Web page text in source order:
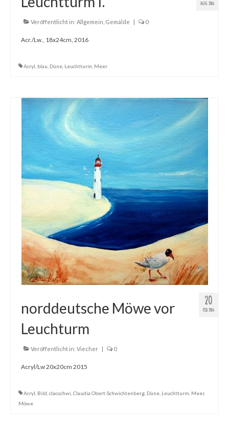
AUG. 2016
Veröffentlicht in: Allgemein Gemälde | 0
Acr./Lw., 18x24cm, 2016
Acryl blau Düne Leuchtturm Meer
20
FEB. 2016
norddeutsche Möwe vor
Leuchturm
Veröffentlicht in: Viecher | 0
Acryl/Lw 20x20cm 2015
Acryl Bild claoschwi Claudia Obert-Schwichtenberg Düne Leuchtturm Meer,
Möwe